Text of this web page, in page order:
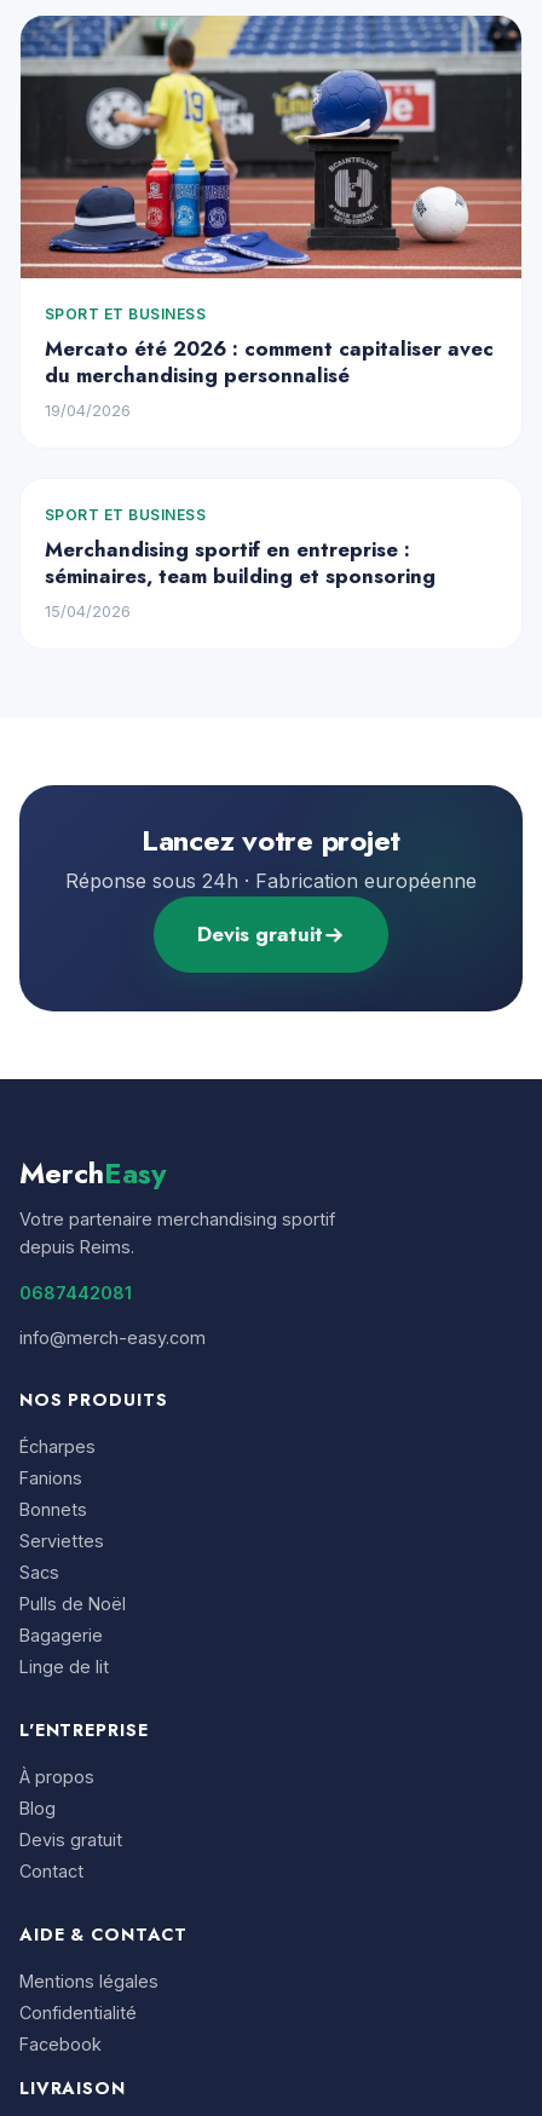
SPORT ET BUSINESS
Mercato été 2026 : comment capitaliser avec
du merchandising personnalisé
19/04/2026
SPORT ET BUSINESS
Merchandising sportif en entreprise :
séminaires, team building et sponsoring
15/04/2026
Lancez votre projet
Réponse sous 24h · Fabrication européenne
Devis gratuit
MerchEasy
Votre partenaire merchandising sportif
depuis Reims.
0687442081
info@merch-easy.com
NOS PRODUITS
Écharpes
Fanions
Bonnets
Serviettes
Sacs
Pulls de Noël
Bagagerie
Linge de lit
L'ENTREPRISE
À propos
Blog
Devis gratuit
Contact
AIDE & CONTACT
Mentions légales
Confidentialité
Facebook
LIVRAISON